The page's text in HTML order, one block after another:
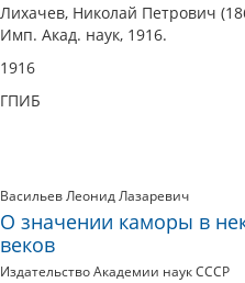
Лихачев, Николай Петрович
Имп. Акад. наук, 1916.
1916
ГПИБ
Васильев Леонид Лазаревич
О значении каморы в
веков
Издательство Академии наук СССР